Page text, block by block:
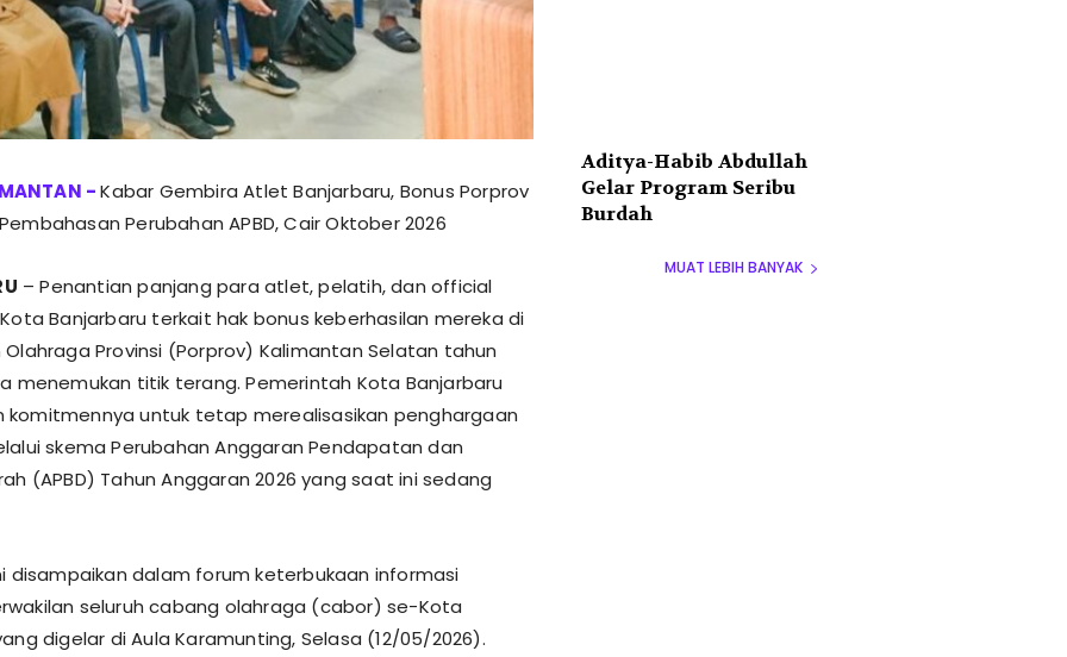
Kabar Gembira Atlet Banjarbaru, Bonus Porprov
Perubahan APBD, Cair Oktober 2026
– Penantian panjang para atlet, pelatih, dan official
Banjarbaru terkait hak bonus keberhasilan mereka di
Olahraga Provinsi (Porprov) Kalimantan Selatan tahun
menemukan titik terang. Pemerintah Kota Banjarbaru
komitmennya untuk tetap merealisasikan penghargaan
skema Perubahan Anggaran Pendapatan dan
(APBD) Tahun Anggaran 2026 yang saat ini sedang
disampaikan dalam forum keterbukaan informasi
seluruh cabang olahraga (cabor) se-Kota
digelar di Aula Karamunting, Selasa (12/05/2026).
Aditya-Habib Abdullah
Gelar Program Seribu
Burdah
MUAT LEBIH BANYAK